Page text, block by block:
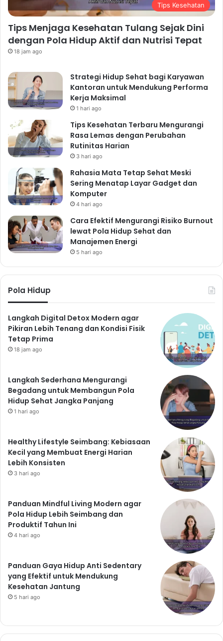
Tips Kesehatan
Tips Menjaga Kesehatan Tulang Sejak Dini
dengan Pola Hidup Aktif dan Nutrisi Tepat
18 jam ago
Strategi Hidup Sehat bagi Karyawan
Kantoran untuk Mendukung Performa
Kerja Maksimal
1 hari ago
Tips Kesehatan Terbaru Mengurangi
Rasa Lemas dengan Perubahan
Rutinitas Harian
3 hari ago
Rahasia Mata Tetap Sehat Meski
Sering Menatap Layar Gadget dan
Komputer
4 hari ago
Cara Efektif Mengurangi Risiko Burnout
lewat Pola Hidup Sehat dan
Manajemen Energi
5 hari ago
Pola Hidup
Langkah Digital Detox Modern agar
Pikiran Lebih Tenang dan Kondisi Fisik
Tetap Prima
18 jam ago
Langkah Sederhana Mengurangi
Begadang untuk Membangun Pola
Hidup Sehat Jangka Panjang
1 hari ago
Healthy Lifestyle Seimbang: Kebiasaan
Kecil yang Membuat Energi Harian
Lebih Konsisten
3 hari ago
Panduan Mindful Living Modern agar
Pola Hidup Lebih Seimbang dan
Produktif Tahun Ini
4 hari ago
Panduan Gaya Hidup Anti Sedentary
yang Efektif untuk Mendukung
Kesehatan Jantung
5 hari ago